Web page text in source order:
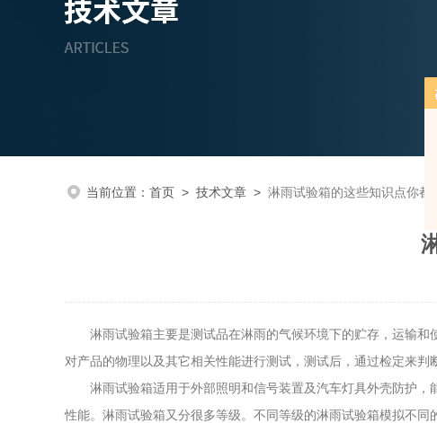
当前位置： 首页 > 技术文章 > 淋雨试验箱的这些知识点你都
淋雨试验箱主要是测试品在淋雨的气候环境下的贮存，运输和
对产品的物理以及其它相关性能进行测试，测试后，通过检定来
淋雨试验箱适用于外部照明和信号装置及汽车灯具外壳防护，
性能。淋雨试验箱又分很多等级。不同等级的淋雨试验箱模拟不同